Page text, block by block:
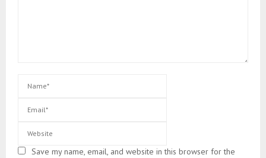
Save my name, email, and website in this browser for the